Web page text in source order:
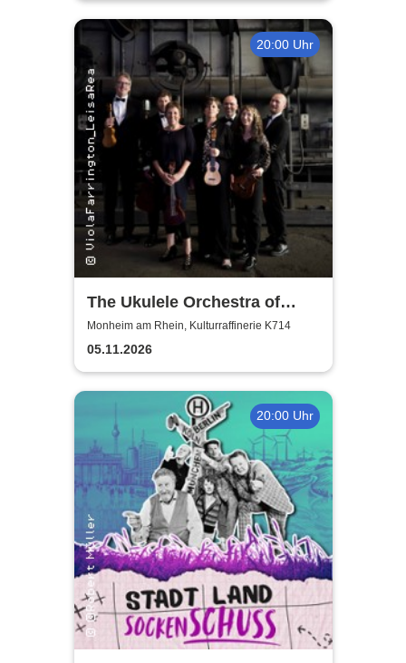
20:00 Uhr
The Ukulele Orchestra of
Great Britain
Monheim am Rhein, Kulturraffinerie K714
05.11.2026
20:00 Uhr